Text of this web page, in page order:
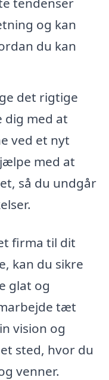
og kan
du kan
det rigtige
dig med at
ved et nyt
med at
så du undgår
firma til dit
kan du sikre
glat og
tæt
vision og
sted, hvor du
venner.